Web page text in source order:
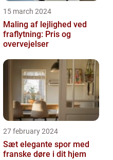
15 march 2024
Maling af lejlighed ved
fraflytning: Pris og
overvejelser
27 february 2024
Sæt elegante spor med
franske døre i dit hjem